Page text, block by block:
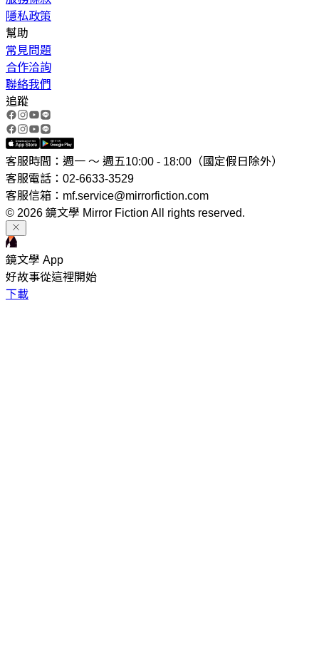
隱私政策
幫助
常見問題
合作洽詢
聯絡我們
追蹤
客服時間：週一 ～ 週五10:00 - 18:00（國定假日除外）
客服電話：02-6633-3529
客服信箱：mf.service@mirrorfiction.com
© 2026 鏡文學 Mirror Fiction All rights reserved.
鏡文學 App
好故事從這裡開始
下載